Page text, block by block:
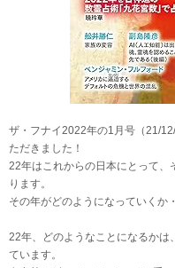
ザ・フナイ2022年の1月号（21/
ただきました！
22年はこれからの日本にとって、
ります。
その年がどのようになっていくか
22年、どのようなことになるかは
ています。